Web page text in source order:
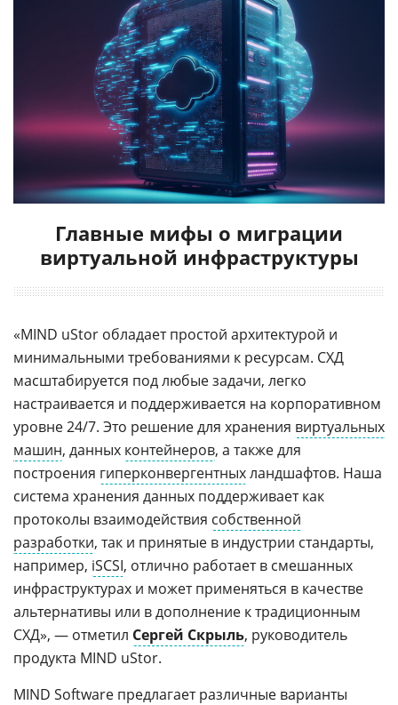
Главные мифы о миграции
виртуальной инфраструктуры
«MIND uStor обладает простой архитектурой и
минимальными требованиями к ресурсам. СХД
масштабируется под любые задачи, легко
настраивается и поддерживается на корпоративном
уровне 24/7. Это решение для хранения виртуальных
машин, данных контейнеров, а также для
построения гиперконвергентныхландшафтов. Наша
система хранения данных поддерживает как
протоколы взаимодействия собственной
разработки, так и принятые в индустрии стандарты,
например, iSCSI, отлично работает в смешанных
инфраструктурах и может применяться в качестве
альтернативы или в дополнение к традиционным
СХД», — отметил Сергей Скрыль, руководитель
продукта MIND uStor.
MIND Software предлагает различные варианты